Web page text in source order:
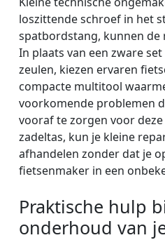
loszittende schroef in het
spatbordstang, kunnen
In plaats van een zware
zeulen, kiezen ervaren
compacte multitool
voorkomende problemen
vooraf te zorgen voor
zadeltas, kun je kleine
afhandelen zonder dat je
fietsenmaker in een
Praktische hulp
onderhoud van